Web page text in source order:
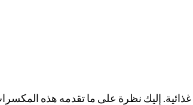
إليك نظرة على ما تقدمه هذه